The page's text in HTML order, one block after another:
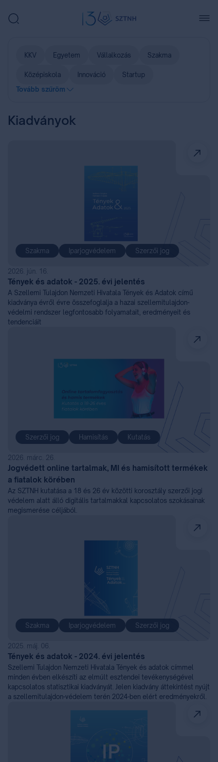
KKV Egyetem Vállalkozás Szakma
Középiskola Innováció
Startup
Tovább szűröm
Kiadványok
Szakma Iparjogvédelem Szerzői jog
2026. jún. 16.
Tények és adatok - 2025. évi jelentés
A Szellemi Tulajdon Nemzeti Hivatala Tények és Adatok című
kiadványa évről évre összefoglalja a hazai szellemitulajdon-
védelmi rendszer legfontosabb folyamatait, eredményeit és
tendenciáit
Szerzői jog Hamisítás Kutatás
2026. márc. 26.
Jogvédett online tartalmak, MI és hamisított termékek
a fiatalok körében
Az SZTNH kutatása a 18 és 26 év közötti korosztály szerzői jogi
védelem alatt álló digitális tartalmakkal kapcsolatos szokásainak
megismerése céljából.
Szakma Iparjogvédelem Szerzői jog
2025. máj. 06.
Tények és adatok - 2024. évi jelentés
Szellemi Tulajdon Nemzeti Hivatala Tények és adatok címmel
minden évben elkészíti az elmúlt esztendei tevékenységével
kapcsolatos statisztikai kiadványát. Jelen kiadvány áttekintést nyújt
a szellemitulajdon-védelem terén 2024-ben elért eredményekről.